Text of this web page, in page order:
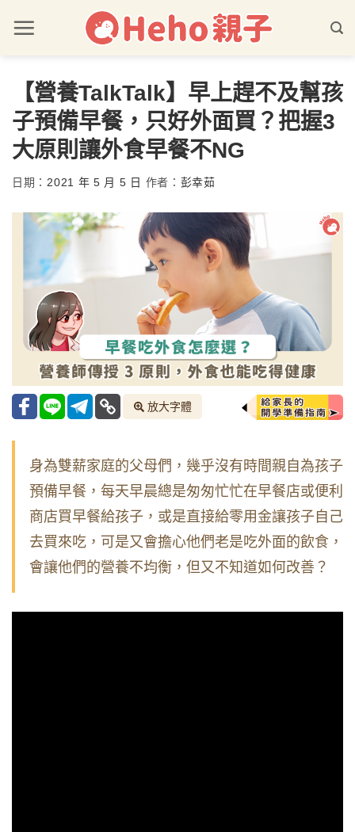
【營養TalkTalk】早上趕不及幫孩
子預備早餐，只好外面買？把握3
大原則讓外食早餐不NG
日期： 2021 年 5 月 5 日 作者： 彭幸茹
放大字體
身為雙薪家庭的父母們，幾乎沒有時間親自為孩子
預備早餐，每天早晨總是匆匆忙忙在早餐店或便利
商店買早餐給孩子，或是直接給零用金讓孩子自己
去買來吃，可是又會擔心他們老是吃外面的飲食，
會讓他們的營養不均衡，但又不知道如何改善？